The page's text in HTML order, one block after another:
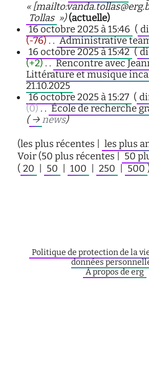
«
Tollas ») (actuelle)
16 octobre 2025 à 15:46 (
(-76) . . Administrative
16 octobre 2025 à 15:42 (
(+2) . . Rencontre avec
Littérature et musique
21.10.2025
16 octobre 2025 à 15:27 (
(0) . . École de recherche
( → news)
(les plus récentes | les plus
Voir (50 plus récentes |
50
( 20 50 100 250 500
Politique de protection de la
données
À propos de erg